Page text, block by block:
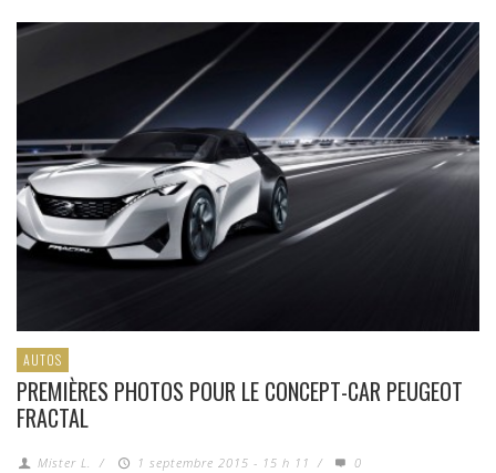
AUTOS
PREMIÈRES PHOTOS POUR LE CONCEPT-CAR PEUGEOT
FRACTAL
Mister L. / 1 septembre 2015 - 15 h 11 / 0